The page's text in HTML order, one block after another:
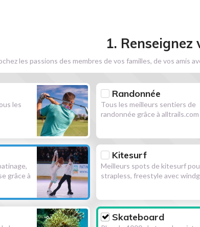
1. Renseignez
les passions des membres de vos familles, de vos
les
Randonnée
Tous les meilleurs sentiers de
randonnée grâce à alltrails.com
grâce à
Kitesurf
Meilleurs spots de kitesurf
strapless, freestyle avec
Skateboard